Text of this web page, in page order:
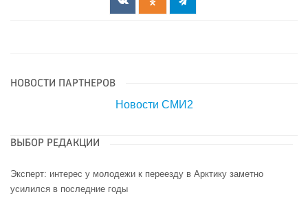
НОВОСТИ ПАРТНЕРОВ
Новости СМИ2
ВЫБОР РЕДАКЦИИ
Эксперт: интерес у молодежи к переезду в Арктику заметно
усилился в последние годы